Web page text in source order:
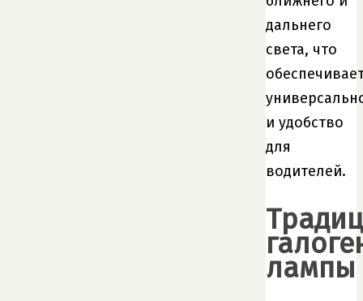
дальнего
света, что
и удобство
для
водителей.
лампы